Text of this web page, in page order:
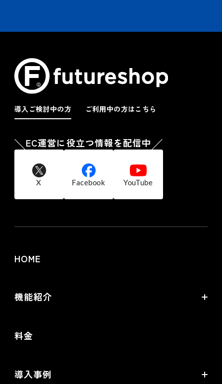
導入ご検討中の方 ご利用中の方はこちら
EC運営に役立つ情報を配信中
X Facebook YouTube
HOME
機能紹介
オムニチャネル・OMO
料金
導入事例